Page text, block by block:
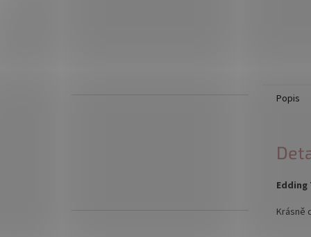
Popis
Edding
Krásně